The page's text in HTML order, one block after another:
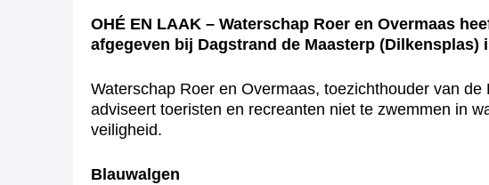
OHÉ EN LAAK – Waterschap Roer en Overmaas
afgegeven bij Dagstrand de Maasterp
Waterschap Roer en Overmaas, toezichthouder van
adviseert toeristen en recreanten niet te zwemmen in
veiligheid.
Blauwalgen